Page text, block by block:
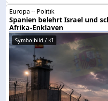
Europa -- Politik
Spanien belehrt Israel und
Afrika-Enklaven
Symbolbild / KI